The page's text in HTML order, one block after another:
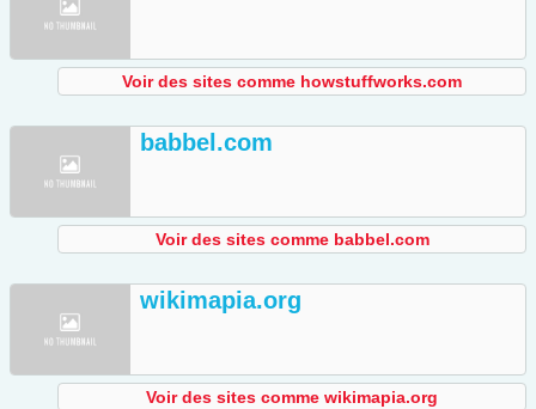
Voir des sites comme howstuffworks.com
babbel.com
Voir des sites comme babbel.com
wikimapia.org
Voir des sites comme wikimapia.org